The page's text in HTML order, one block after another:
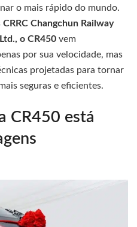
o mais rápido do mundo.
CRRC Changchun Railway
o CR450 vem
por sua velocidade, mas
projetadas para tornar
seguras e eficientes.
CR450 está